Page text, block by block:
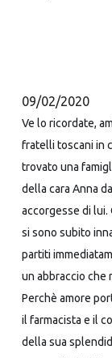
09/02/2020
Ve lo ricordate,
fratelli toscani in
trovato una
della cara Anna
accorgesse di lui.
si sono subito
partiti
un abbraccio che
Perchè amore
il farmacista e il
della sua